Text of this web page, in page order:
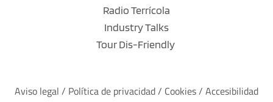
Radio Terrícola
Industry Talks
Tour Dis-Friendly
Aviso legal / Política de privacidad / Cookies / Accesibilidad